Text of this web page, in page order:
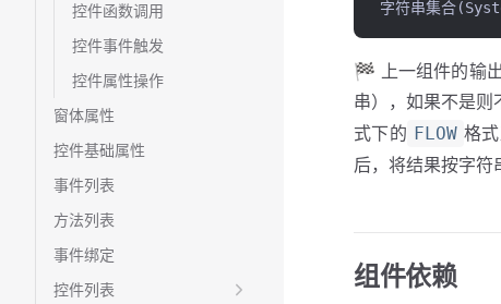
控件函数调用
控件事件触发
控件属性操作
窗体属性
控件基础属性
事件列表
方法列表
事件绑定
控件列表
字符串集合
🏁 上一组件的输
串），如果不是
式下的 FLOW 格
后，将结果按字
组件依赖